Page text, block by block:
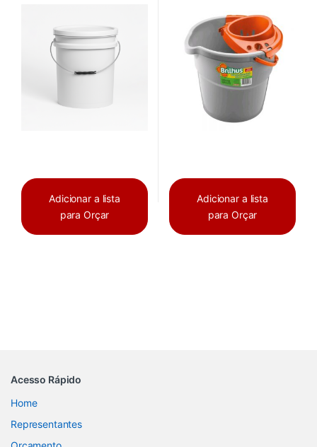
Adicionar a lista
para Orçar
Adicionar a lista
para Orçar
Acesso Rápido
Home
Representantes